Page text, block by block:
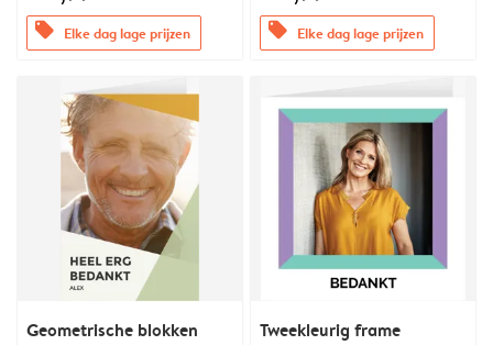
offers Elke dag lage prijzen offers Elke dag lage prijzen
Geometrische blokken Tweekleurig frame